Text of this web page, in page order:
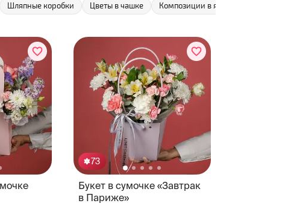
Шляпные коробки Цветы в чашке Композиции в ящике
73
Букет в сумочке «Завтрак
в Париже»